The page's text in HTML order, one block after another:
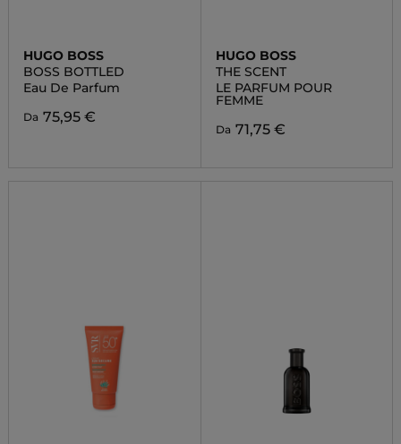
HUGO BOSS
BOSS BOTTLED
Eau De Parfum
Da 75,95 €
HUGO BOSS
THE SCENT
LE PARFUM POUR
FEMME
Da 71,75 €